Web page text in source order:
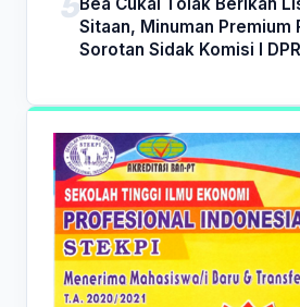
Bea Cukai Tolak Berikan
Sitaan, Minuman Premium
Sorotan Sidak Komisi I